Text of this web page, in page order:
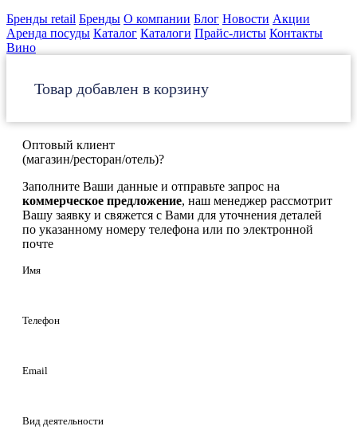
Бренды retail Бренды О компании Блог Новости Акции
Аренда посуды Каталог Каталоги Прайс-листы Контакты
Вино
Товар добавлен в корзину
Оптовый клиент
(магазин/ресторан/отель)?
Заполните Ваши данные и отправьте запрос на
коммерческое предложение, наш менеджер рассмотрит
Вашу заявку и свяжется с Вами для уточнения деталей
по указанному номеру телефона или по электронной
почте
Имя
Телефон
Email
Вид деятельности